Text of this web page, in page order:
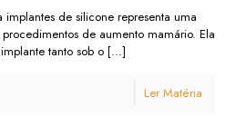
de silicone representa uma
de aumento mamário. Ela
tanto sob o […]
Ler Matéria